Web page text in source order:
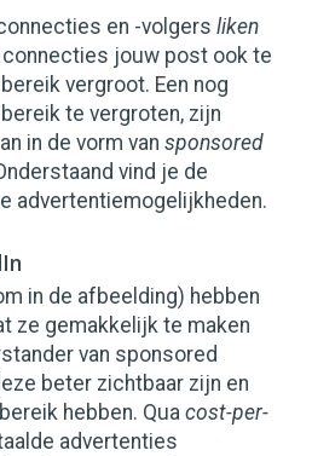
en -volgers liken
connecties jouw post ook te
vergroot. Een nog
te vergroten, zijn
in de vorm van sponsored
vind je de
advertentiemogelijkheden.
in de afbeelding) hebben
ze gemakkelijk te maken
van sponsored
beter zichtbaar zijn en
hebben. Qua cost-per-
advertenties